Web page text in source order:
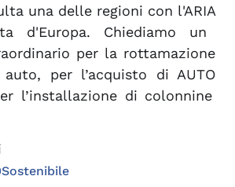
una delle regioni con l'ARIA
d'Europa. Chiediamo un
per la rottamazione
per l’acquisto di AUTO
l’installazione di colonnine